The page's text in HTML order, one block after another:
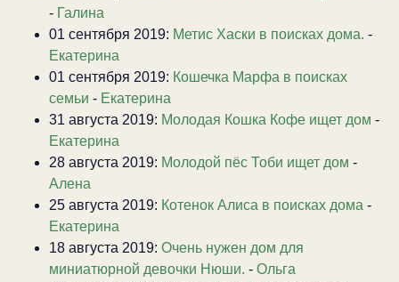
- Галина
01 сентября 2019: Метис Хаски в поисках дома. -
Екатерина
01 сентября 2019: Кошечка Марфа в поисках
семьи - Екатерина
31 августа 2019: Молодая Кошка Кофе ищет дом -
Екатерина
28 августа 2019: Молодой пёс Тоби ищет дом -
Алена
25 августа 2019: Котенок Алиса в поисках дома -
Екатерина
18 августа 2019: Очень нужен дом для
миниатюрной девочки Нюши. - Ольга